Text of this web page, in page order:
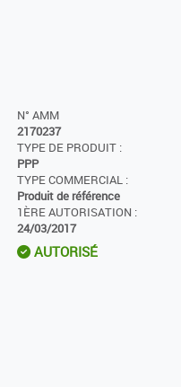
N° AMM
2170237
TYPE DE PRODUIT :
PPP
TYPE COMMERCIAL :
Produit de référence
1ÈRE AUTORISATION :
24/03/2017
AUTORISÉ